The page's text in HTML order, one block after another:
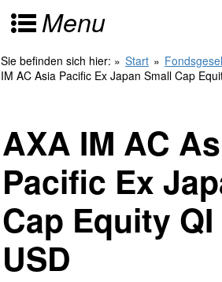
Menu
Sie befinden sich hier: » Start »
IM AC Asia Pacific Ex Japan Small Cap
AXA IM AC
Pacific Ex
Cap Equity
USD